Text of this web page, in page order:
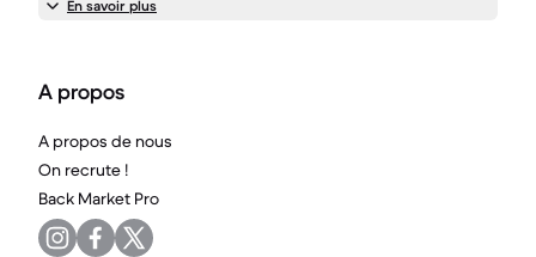
En savoir plus
A propos
A propos de nous
On recrute !
Back Market Pro